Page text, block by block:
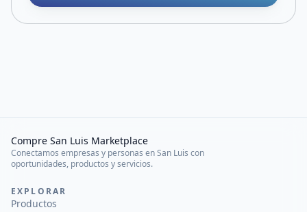
Compre San Luis Marketplace
Conectamos empresas y personas en San Luis con
oportunidades, productos y servicios.
EXPLORAR
Productos